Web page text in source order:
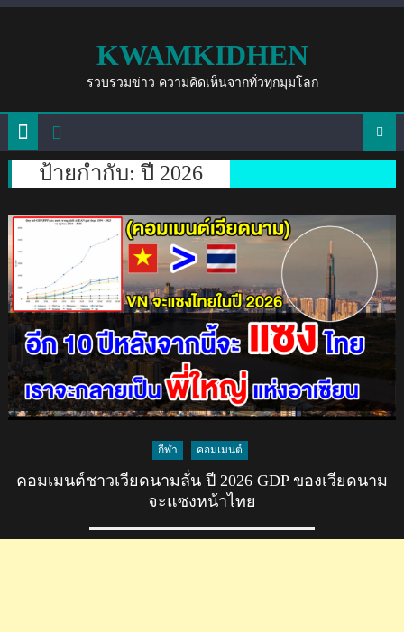
KWAMKIDHEN
รวบรวมข่าว ความคิดเห็นจากทั่วทุกมุมโลก
ป้ายกำกับ: ปี 2026
กีฬา คอมเมนต์
คอมเมนต์ชาวเวียดนามลั่น ปี 2026 GDP ของเวียดนาม
จะแซงหน้าไทย